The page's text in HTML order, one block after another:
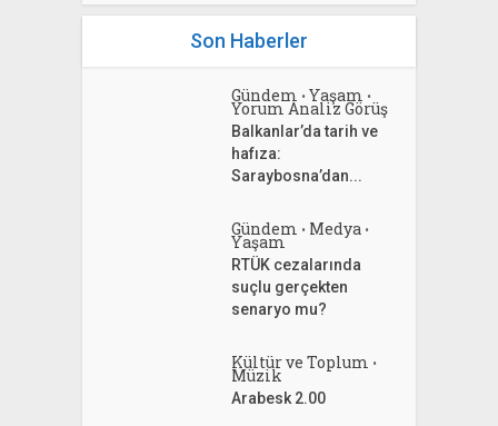
Son Haberler
Gündem • Yaşam •
Yorum Analiz Görüş
Balkanlar’da tarih ve
hafıza:
Saraybosna’dan...
Gündem • Medya •
Yaşam
RTÜK cezalarında
suçlu gerçekten
senaryo mu?
Kültür ve Toplum •
Müzik
Arabesk 2.00